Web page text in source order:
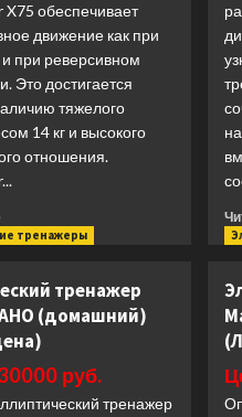
X75 обеспечивает
движение как при
при реверсивном
Это достигается
тяжелого
14 кг и высокого
отношения.
Прочитать
больше
тренажер
CardioPower
X75
цена)
тренажеры
тренажер
(домашний)
руб.
тренажер